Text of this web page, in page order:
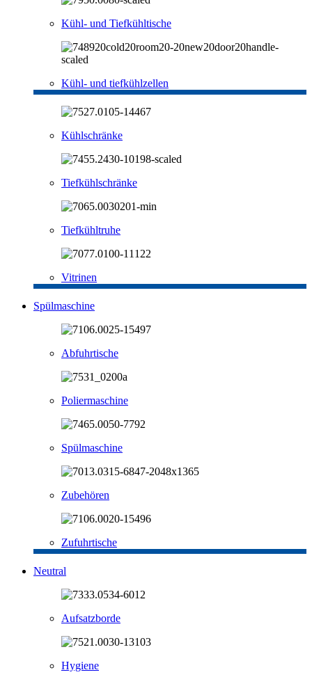
Kühl- und Tiefkühltische
Kühl- und tiefkühlzellen
Kühlschränke
Tiefkühlschränke
Tiefkühltruhe
Vitrinen
Spülmaschine
Abfuhrtische
Poliermaschine
Spülmaschine
Zubehören
Zufuhrtische
Neutral
Aufsatzborde
Hygiene